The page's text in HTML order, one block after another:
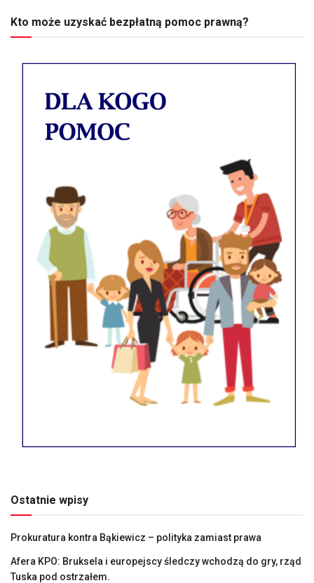
Kto może uzyskać bezpłatną pomoc prawną?
Ostatnie wpisy
Prokuratura kontra Bąkiewicz – polityka zamiast prawa
Afera KPO: Bruksela i europejscy śledczy wchodzą do gry, rząd
Tuska pod ostrzałem.